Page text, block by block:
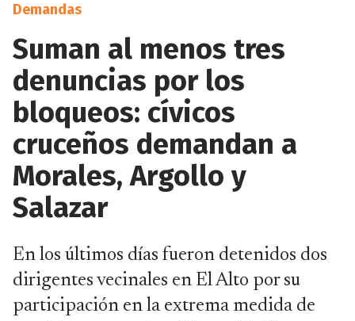
Demandas
Suman al menos tres
denuncias por los
bloqueos: cívicos
cruceños demandan a
Morales, Argollo y
Salazar
En los últimos días fueron detenidos dos
dirigentes vecinales en El Alto por su
participación en la extrema medida de